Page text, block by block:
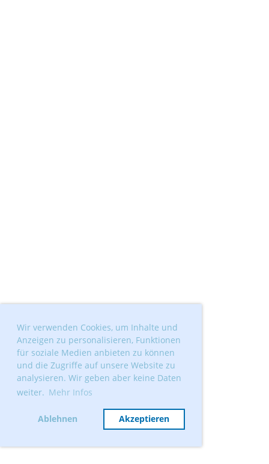
Wir verwenden Cookies, um Inhalte und
Anzeigen zu personalisieren, Funktionen
für soziale Medien anbieten zu können
und die Zugriffe auf unsere Website zu
analysieren. Wir geben aber keine Daten
weiter. Mehr Infos
Ablehnen Akzeptieren